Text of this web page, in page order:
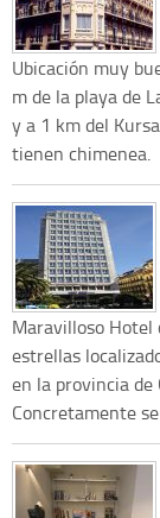
Ubicación muy
m de la playa de
y a 1 km del
tienen chimenea.
Maravilloso Hotel
estrellas
en la provincia de
Concretamente